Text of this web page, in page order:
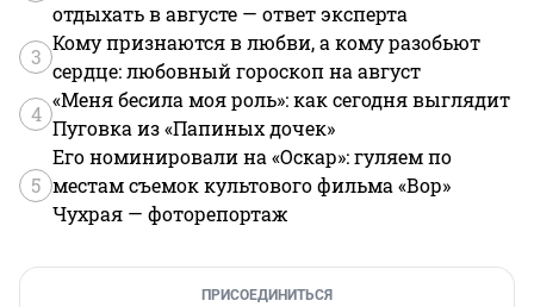
отдыхать в августе — ответ эксперта
3
Кому признаются в любви, а кому разобьют
сердце: любовный гороскоп на август
4
«Меня бесила моя роль»: как сегодня выглядит
Пуговка из «Папиных дочек»
5
Его номинировали на «Оскар»: гуляем по
местам съемок культового фильма «Вор»
Чухрая — фоторепортаж
ПРИСОЕДИНИТЬСЯ